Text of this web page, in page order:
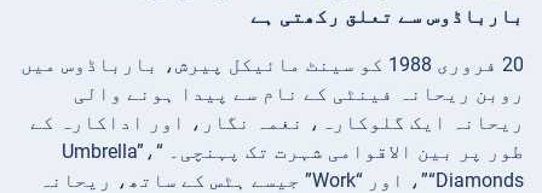
بارباڈوس سے تعلق رکھتی ہے
20 فروری 1988 کو سینٹ مائیکل پیرش، بارباڈوس میں
روبن ریحانہ فینٹی کے نام سے پیدا ہونے والی
ریحانہ ایک گلوکارہ، نغمہ نگار، اور اداکارہ کے
طور پر بین الاقوامی شہرت تک پہنچی۔ “Umbrella”،
“Diamonds”، اور “Work” جیسے ہٹس کے ساتھ، ریحانہ